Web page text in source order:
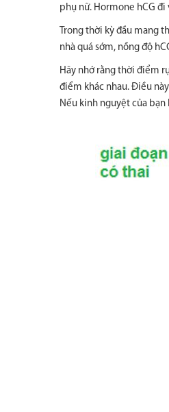
phụ nữ. Hormone hCG
Trong thời kỳ đầu mang
nhà quá sớm, nồng độ
Hãy nhớ rằng thời điểm
điểm khác nhau. Điều
Nếu kinh nguyệt của